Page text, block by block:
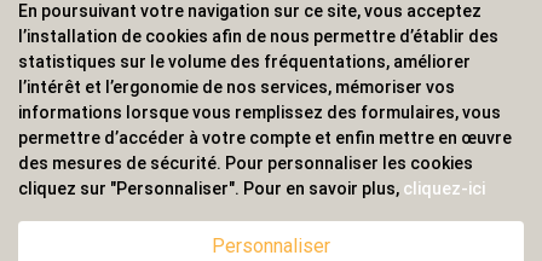
Écriture
Bagagerie sacs
Sport &
Outdoor
Enfant
Boisson
Textile &
Casquette
Accessoires de
ALVS, fournisseur d'objets publicitaires, pour les
professionnels. Une implantation nationale, une
couverture internationale.
En poursuivant votre navigation sur ce site, vous acceptez
l’installation de cookies afin de nous permettre d’établir des
statistiques sur le volume des fréquentations, améliorer
l’intérêt et l’ergonomie de nos services, mémoriser vos
informations lorsque vous remplissez des formulaires, vous
permettre d’accéder à votre compte et enfin mettre en œuvre
des mesures de sécurité. Pour personnaliser les cookies
cliquez sur "Personnaliser". Pour en savoir plus, cliquez-ici
Personnaliser